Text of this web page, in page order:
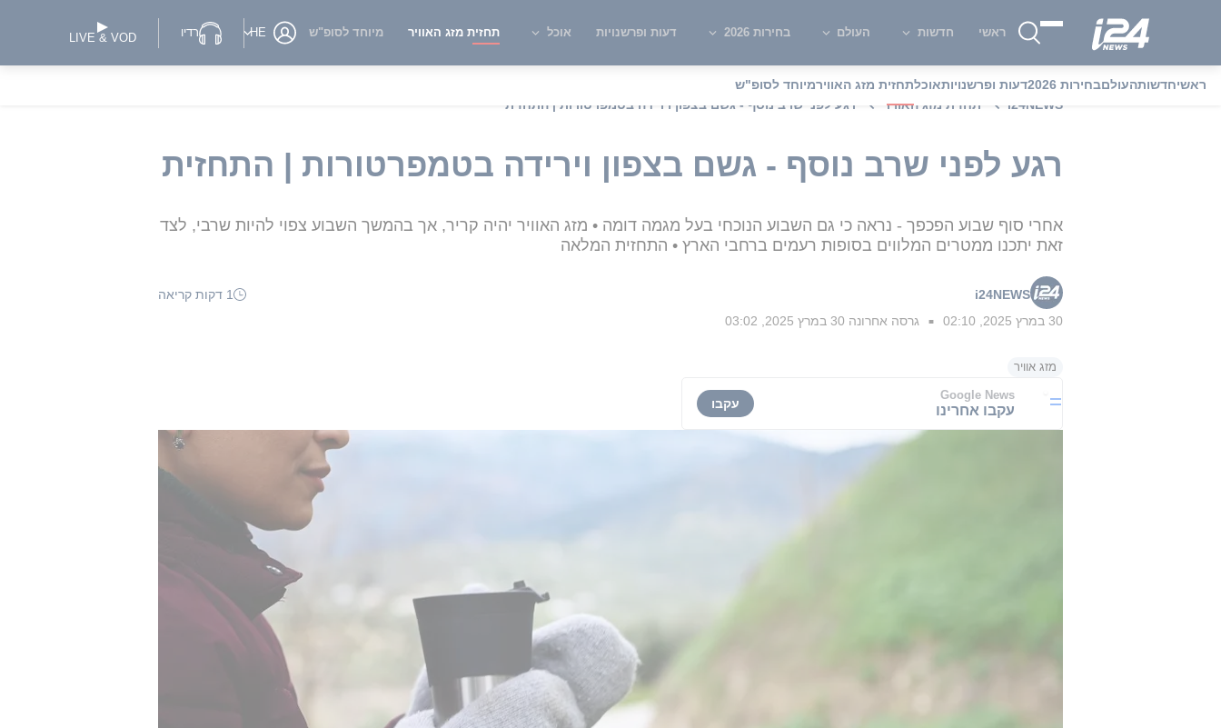
ראשי חדשות העולם בחירות 2026 דעות ופרשנויות אוכל תחזית מזג האוויר מיוחד לסופ"ש HE רדיו LIVE & VOD
ראשיחדשותהעולםבחירות 2026 דעות ופרשנויותאוכלתחזית מזג האווירמיוחד לסופ"ש
i24NEWS
תחזית מזג האוויר רגע לפני שרב נוסף - גשם בצפון וירידה בטמפרטורות | התחזית
רגע לפני שרב נוסף - גשם בצפון וירידה בטמפרטורות | התחזית
אחרי סוף שבוע הפכפך - נראה כי גם השבוע הנוכחי בעל מגמה דומה • מזג האוויר יהיה קריר, אך בהמשך השבוע צפוי להיות שרבי, לצד
זאת יתכנו ממטרים המלווים בסופות רעמים ברחבי הארץ • התחזית המלאה
i24NEWS
1 דקות קריאה
30 במרץ 2025, 02:10
■ גרסה אחרונה 30 במרץ 2025, 03:02
מזג אוויר
Google News
עקבו אחרינו עקבו